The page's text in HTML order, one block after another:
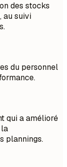
des stocks
au suivi
du personnel
qui a amélioré
plannings.